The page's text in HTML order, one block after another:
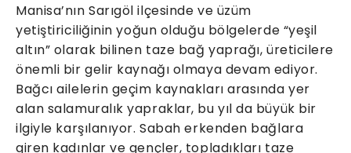
Manisa’nın Sarıgöl ilçesinde ve üzüm
yetiştiriciliğinin yoğun olduğu bölgelerde “yeşil
altın” olarak bilinen taze bağ yaprağı, üreticilere
önemli bir gelir kaynağı olmaya devam ediyor.
Bağcı ailelerin geçim kaynakları arasında yer
alan salamuralık yapraklar, bu yıl da büyük bir
ilgiyle karşılanıyor. Sabah erkenden bağlara
giren kadınlar ve gençler, topladıkları taze